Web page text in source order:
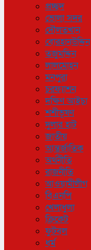
প্রচ্ছদ
ভোলা সদর
দৌলতখান
বোরহানউদ্দিন
তজুমদ্দিন
লালমোহন
মনপুরা
চরফ্যাশন
দক্ষিণ আইচা
শশীভূষণ
দুলার হাট
জাতীয়
আন্তর্জাতিক
অর্থনীতি
রাজনীতি
আওয়ামীলীগ
বিএনপি
খেলাধুলা
ক্রিকেট
ফুটবল
ধর্ম